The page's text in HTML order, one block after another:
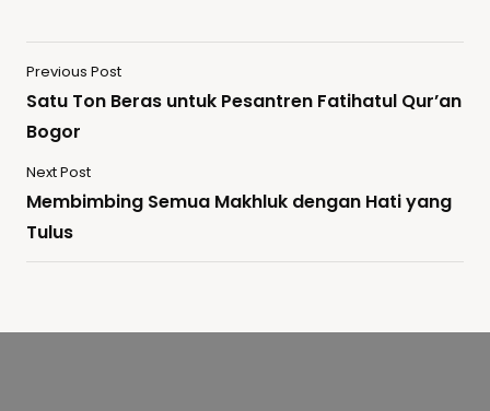
Previous Post
Satu Ton Beras untuk Pesantren Fatihatul Qur’an
Bogor
Next Post
Membimbing Semua Makhluk dengan Hati yang
Tulus